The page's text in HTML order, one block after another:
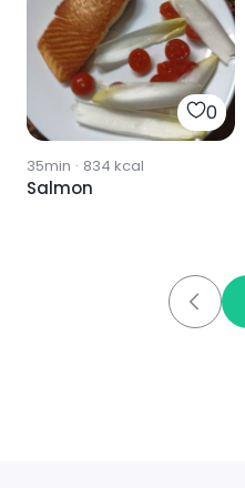
0
35min · 834 kcal
Salmon